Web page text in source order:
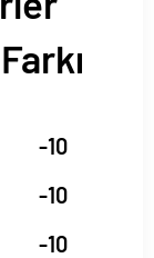
-10
-10
-10